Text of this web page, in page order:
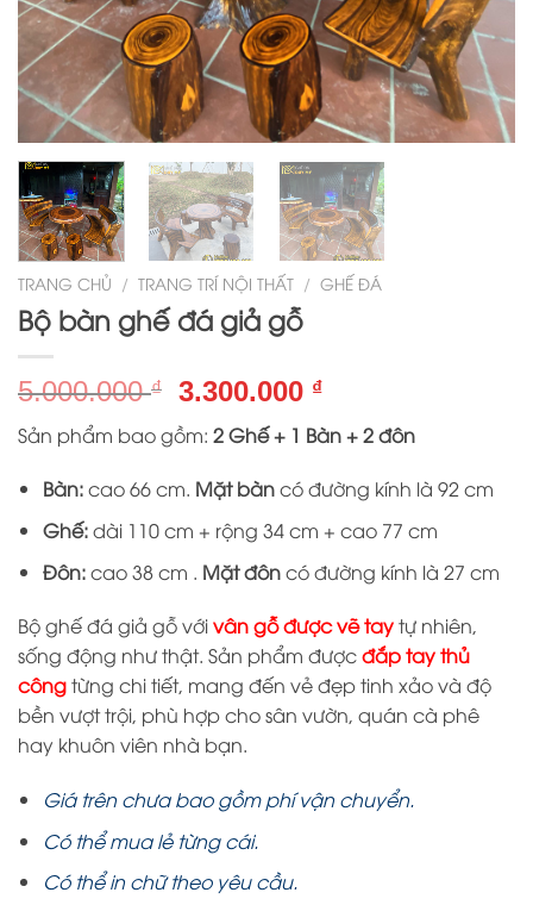
TRANG CHỦ / TRANG TRÍ NỘI THẤT / GHẾ ĐÁ
Bộ bàn ghế đá giả gỗ
5.000.000₫
Giá
gốc
là:
5.000.000 ₫.
3.300.000 ₫Giá
hiện
tại
là:
3.300.000 ₫.
Sản phẩm bao gồm: 2 Ghế + 1 Bàn + 2 đôn
Bàn:cao 66 cm. Mặt bàncó đường kính là 92 cm
Ghế:dài 110 cm + rộng 34 cm + cao 77 cm
Đôn:cao 38 cm . Mặt đôncó đường kính là 27 cm
Bộ ghế đá giả gỗ vớivân gỗ được vẽ taytự nhiên,
sống động như thật. Sản phẩm đượcđắp tay thủ
côngtừng chi tiết, mang đến vẻ đẹp tinh xảo và độ
bền vượt trội, phù hợp cho sân vườn, quán cà phê
hay khuôn viên nhà bạn.
Giá trên chưa bao gồm phí vận chuyển.
Có thể mua lẻ từng cái.
Có thể in chữ theo yêu cầu.